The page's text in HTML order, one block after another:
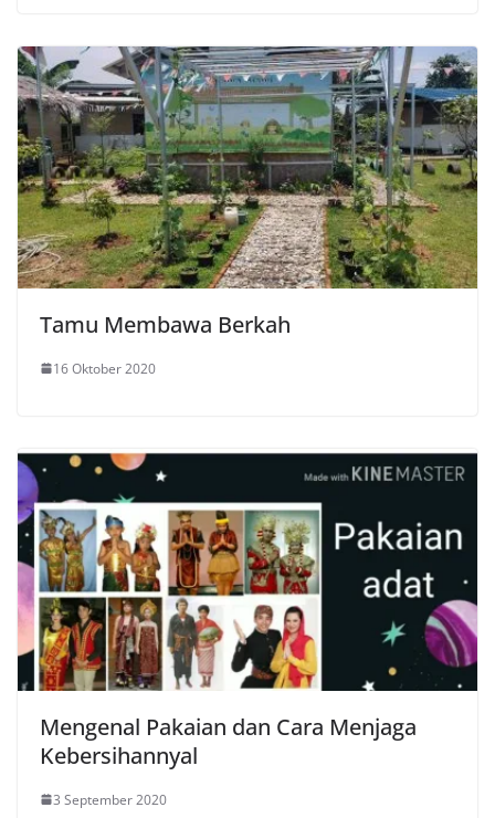
Tamu Membawa Berkah
16 Oktober 2020
Mengenal Pakaian dan Cara Menjaga
Kebersihannyal
3 September 2020